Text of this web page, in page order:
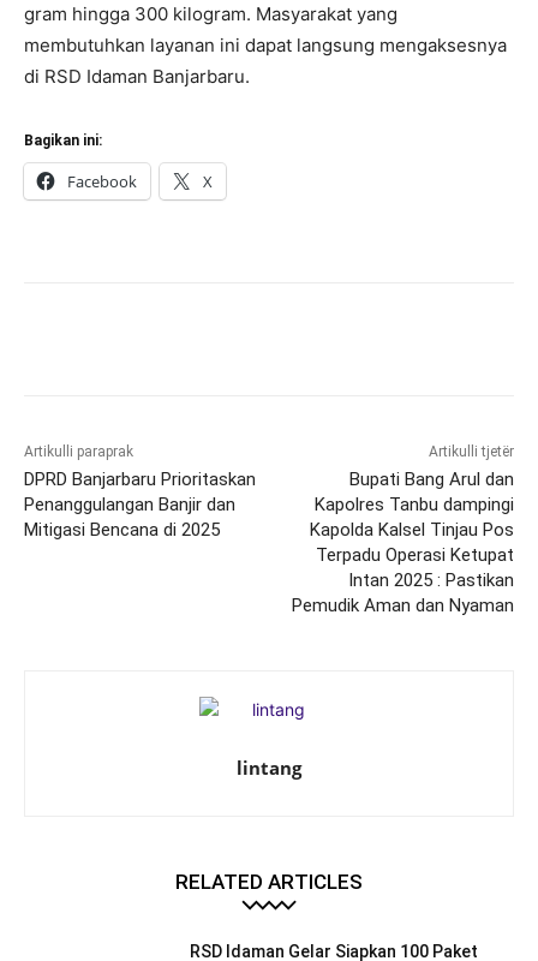
gram hingga 300 kilogram. Masyarakat yang
membutuhkan layanan ini dapat langsung mengaksesnya
di RSD Idaman Banjarbaru.
Bagikan ini:
Facebook X
Artikulli paraprak
DPRD Banjarbaru Prioritaskan
Penanggulangan Banjir dan
Mitigasi Bencana di 2025
Artikulli tjetër
Bupati Bang Arul dan
Kapolres Tanbu dampingi
Kapolda Kalsel Tinjau Pos
Terpadu Operasi Ketupat
Intan 2025 : Pastikan
Pemudik Aman dan Nyaman
lintang
RELATED ARTICLES
RSD Idaman Gelar Siapkan 100 Paket